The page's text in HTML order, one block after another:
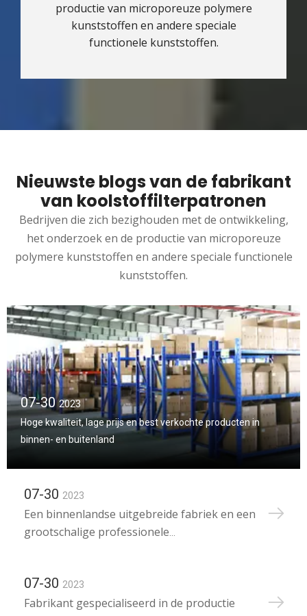
productie van microporeuze polymere
kunststoffen en andere speciale
functionele kunststoffen.
Nieuwste blogs van de fabrikant
van koolstoffilterpatronen
Bedrijven die zich bezighouden met de ontwikkeling,
het onderzoek en de productie van microporeuze
polymere kunststoffen en andere speciale functionele
kunststoffen.
07-30 2023
Hoge kwaliteit, lage prijs en best verkochte producten in
binnen- en buitenland
07-30 2023
Een binnenlandse uitgebreide fabriek en een
grootschalige professionele
07-30 2023
Fabrikant gespecialiseerd in de productie